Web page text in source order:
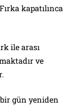
kapatılınca
ile arası
ve
gün yeniden